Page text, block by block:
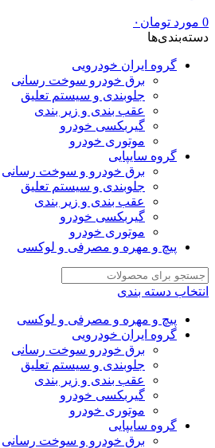
0 مورد تومان ۰
دسته‌بندی‌ها
گروه ایران خودرویی
برق خودرو سوخت رسانی
جلوبندی و سیستم تعلیق
عقب بندی و زیر بندی
گیربکسی خودرو
موتوری خودرو
گروه سایپایی
برق خودرو و سوخت رسانی
جلوبندی و سیستم تعلیق
عقب بندی و زیر بندی
گیربکسی خودرو
موتوری خودرو
پیچ و مهره و مصرفی و لوکسی
انتخاب دسته بندی
پیچ و مهره و مصرفی و لوکسی
گروه ایران خودرویی
برق خودرو سوخت رسانی
جلوبندی و سیستم تعلیق
عقب بندی و زیر بندی
گیربکسی خودرو
موتوری خودرو
گروه سایپایی
برق خودرو و سوخت رسانی